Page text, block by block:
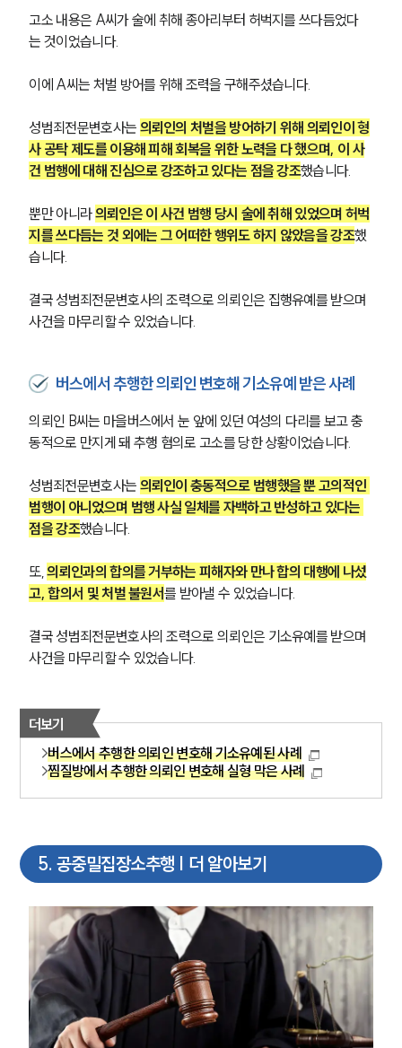
팀소개
대륜의 강점
오시는 길
글로벌 파트너 로펌
고객의 소리
통합검색
AI대륜
업무사례
고소 내용은 A씨가 술에 취해 종아리부터 허벅지를 쓰다듬었다
는 것이었습니다.
이에 A씨는 처벌 방어를 위해 조력을 구해주셨습니다.
성범죄전문변호사는 의뢰인의 처벌을 방어하기 위해 의뢰인이 형
사 공탁 제도를 이용해 피해 회복을 위한 노력을 다 했으며, 이 사
건 범행에 대해 진심으로 강조하고 있다는 점을 강조했습니다.
뿐만 아니라 의뢰인은 이 사건 범행 당시 술에 취해 있었으며 허벅
지를 쓰다듬는 것 외에는 그 어떠한 행위도 하지 않았음을 강조했
습니다.
결국 성범죄전문변호사의 조력으로 의뢰인은 집행유예를 받으며
사건을 마무리할 수 있었습니다.
버스에서 추행한 의뢰인 변호해 기소유예 받은 사례
의뢰인 B씨는 마을버스에서 눈 앞에 있던 여성의 다리를 보고 충
동적으로 만지게 돼 추행 혐의로 고소를 당한 상황이었습니다.
성범죄전문변호사는 의뢰인이 충동적으로 범행했을 뿐 고의적인
범행이 아니었으며 범행 사실 일체를 자백하고 반성하고 있다는
점을 강조했습니다.
또, 의뢰인과의 합의를 거부하는 피해자와 만나 합의 대행에 나섰
고, 합의서 및 처벌 불원서를 받아낼 수 있었습니다.
결국 성범죄전문변호사의 조력으로 의뢰인은 기소유예를 받으며
사건을 마무리할 수 있었습니다.
더보기
버스에서 추행한 의뢰인 변호해 기소유예된 사례
찜질방에서 추행한 의뢰인 변호해 실형 막은 사례
5. 공중밀집장소추행 | 더 알아보기